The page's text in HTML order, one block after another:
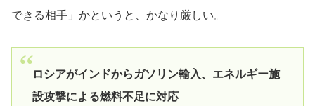
できる相手」かというと、かなり厳しい。
ロシアがインドからガソリン輸入、エネルギー施
設攻撃による燃料不足に対応